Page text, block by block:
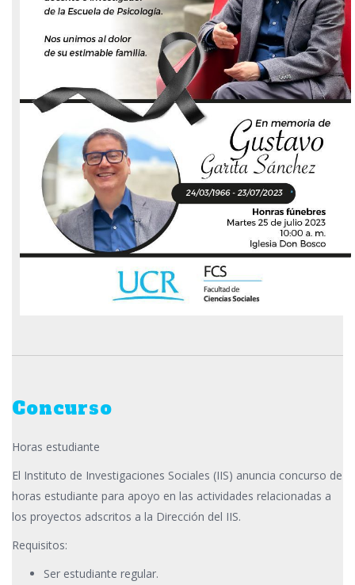
Concurso
Horas estudiante
El Instituto de Investigaciones Sociales (IIS) anuncia concurso de
horas estudiante para apoyo en las actividades relacionadas a
los proyectos adscritos a la Dirección del IIS.
Requisitos:
Ser estudiante regular.